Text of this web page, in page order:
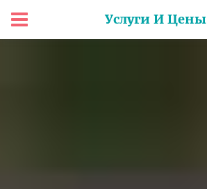
Услуги И Цены